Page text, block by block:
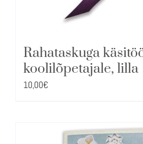
Rahataskuga
koolilõpetajale, lilla
10,00€